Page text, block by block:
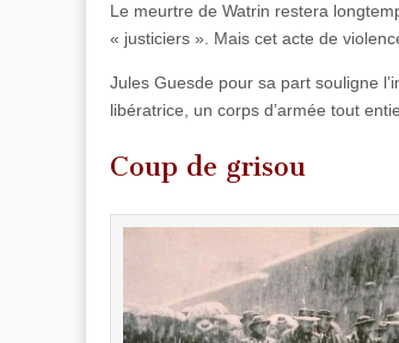
Le meurtre de Watrin restera
« justiciers ». Mais cet acte de
Jules Guesde pour sa part souligne
libératrice, un corps d’armée tout
Coup de grisou